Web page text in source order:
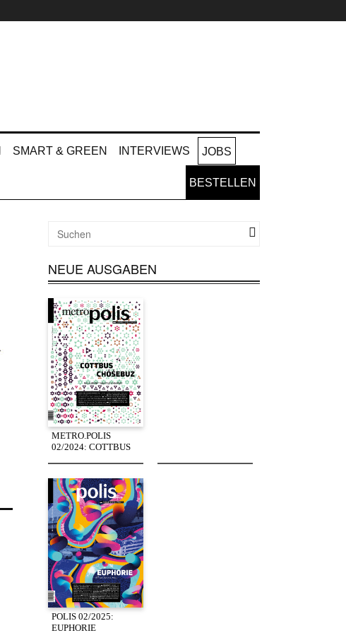
SMART & GREEN INTERVIEWS JOBS
BESTELLEN
NEUE AUSGABEN
METRO.POLIS
02/2024: COTTBUS
POLIS 02/2025:
EUPHORIE